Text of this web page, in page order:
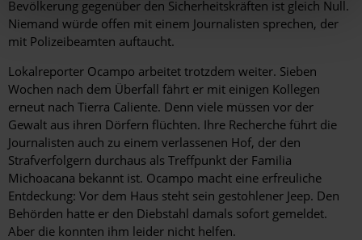
Bevölkerung gegen­über den Sicherheitskräften ist gleich Null.
Niemand würde offen mit einem Journalisten sprechen, der
mit Polizeibeamten auftaucht.
Lokalreporter Ocampo arbeitet trotzdem weiter. Sieben
Wochen nach dem Überfall fährt er mit einigen Kollegen
erneut nach Tierra Caliente. Denn viele müssen vor der
Gewalt aus ­ihren Dörfern flüchten. Ihre Recherche führt die
Journalisten auch zu einem verlassenen Hof, der den
Strafverfolgern durchaus als Treffpunkt der Familia
Michoacana bekannt ist. Ocampo macht eine erfreuliche
Entdeckung: Vor dem Haus steht sein ­gestohlener Jeep. Den
Behörden hatte er den Diebstahl damals sofort gemeldet.
Aber die konnten ihm leider nicht helfen.